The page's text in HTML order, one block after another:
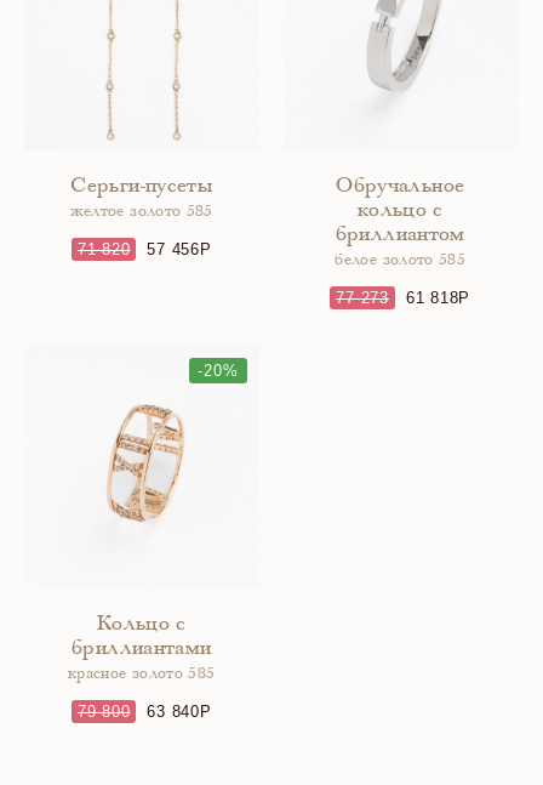
Серьги-пусеты
желтое золото 585
71 820 57 456
Обручальное
кольцо с
бриллиантом
белое золото 585
77 273 61 818
-20%
Кольцо с
бриллиантами
красное золото 585
79 800 63 840